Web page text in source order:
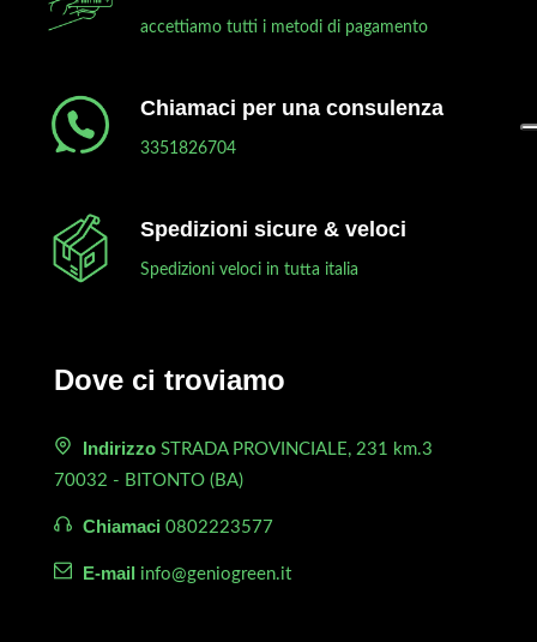
accettiamo tutti i metodi di pagamento
Chiamaci per una consulenza
3351826704
Spedizioni sicure & veloci
Spedizioni veloci in tutta italia
Dove ci troviamo
Indirizzo STRADA PROVINCIALE, 231 km.3
70032 - BITONTO (BA)
Chiamaci 0802223577
E-mail info@geniogreen.it